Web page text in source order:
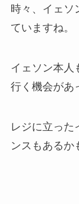
時々、イェソ
ていますね。
イェソン本人
行く機会があ
レジに立った
ンスもあるか